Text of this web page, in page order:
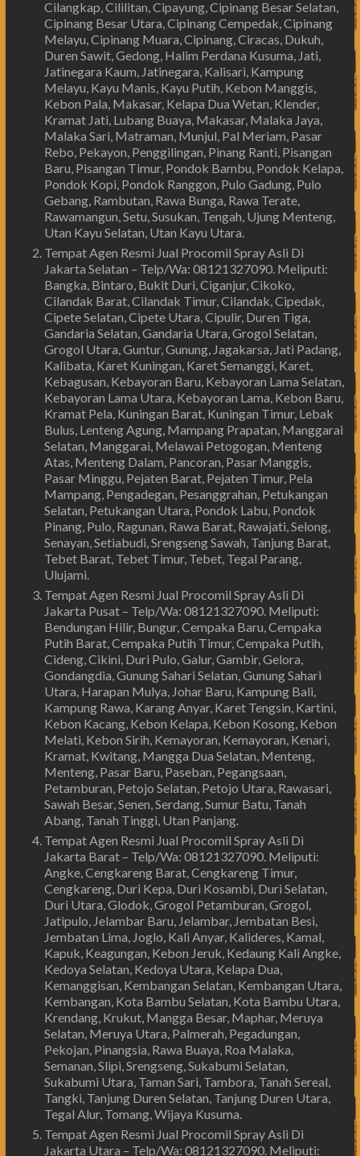
Cilangkap, Cililitan, Cipayung, Cipinang Besar Selatan,
Cipinang Besar Utara, Cipinang Cempedak, Cipinang
Melayu, Cipinang Muara, Cipinang, Ciracas, Dukuh,
Duren Sawit, Gedong, Halim Perdana Kusuma, Jati,
Jatinegara Kaum, Jatinegara, Kalisari, Kampung
Melayu, Kayu Manis, Kayu Putih, Kebon Manggis,
Kebon Pala, Makasar, Kelapa Dua Wetan, Klender,
Kramat Jati, Lubang Buaya, Makasar, Malaka Jaya,
Malaka Sari, Matraman, Munjul, Pal Meriam, Pasar
Rebo, Pekayon, Penggilingan, Pinang Ranti, Pisangan
Baru, Pisangan Timur, Pondok Bambu, Pondok Kelapa,
Pondok Kopi, Pondok Ranggon, Pulo Gadung, Pulo
Gebang, Rambutan, Rawa Bunga, Rawa Terate,
Rawamangun, Setu, Susukan, Tengah, Ujung Menteng,
Utan Kayu Selatan, Utan Kayu Utara.
Tempat Agen Resmi Jual Procomil Spray Asli Di
Jakarta Selatan – Telp/Wa: 08121327090. Meliputi:
Bangka, Bintaro, Bukit Duri, Ciganjur, Cikoko,
Cilandak Barat, Cilandak Timur, Cilandak, Cipedak,
Cipete Selatan, Cipete Utara, Cipulir, Duren Tiga,
Gandaria Selatan, Gandaria Utara, Grogol Selatan,
Grogol Utara, Guntur, Gunung, Jagakarsa, Jati Padang,
Kalibata, Karet Kuningan, Karet Semanggi, Karet,
Kebagusan, Kebayoran Baru, Kebayoran Lama Selatan,
Kebayoran Lama Utara, Kebayoran Lama, Kebon Baru,
Kramat Pela, Kuningan Barat, Kuningan Timur, Lebak
Bulus, Lenteng Agung, Mampang Prapatan, Manggarai
Selatan, Manggarai, Melawai Petogogan, Menteng
Atas, Menteng Dalam, Pancoran, Pasar Manggis,
Pasar Minggu, Pejaten Barat, Pejaten Timur, Pela
Mampang, Pengadegan, Pesanggrahan, Petukangan
Selatan, Petukangan Utara, Pondok Labu, Pondok
Pinang, Pulo, Ragunan, Rawa Barat, Rawajati, Selong,
Senayan, Setiabudi, Srengseng Sawah, Tanjung Barat,
Tebet Barat, Tebet Timur, Tebet, Tegal Parang,
Ulujami.
Tempat Agen Resmi Jual Procomil Spray Asli Di
Jakarta Pusat – Telp/Wa: 08121327090. Meliputi:
Bendungan Hilir, Bungur, Cempaka Baru, Cempaka
Putih Barat, Cempaka Putih Timur, Cempaka Putih,
Cideng, Cikini, Duri Pulo, Galur, Gambir, Gelora,
Gondangdia, Gunung Sahari Selatan, Gunung Sahari
Utara, Harapan Mulya, Johar Baru, Kampung Bali,
Kampung Rawa, Karang Anyar, Karet Tengsin, Kartini,
Kebon Kacang, Kebon Kelapa, Kebon Kosong, Kebon
Melati, Kebon Sirih, Kemayoran, Kemayoran, Kenari,
Kramat, Kwitang, Mangga Dua Selatan, Menteng,
Menteng, Pasar Baru, Paseban, Pegangsaan,
Petamburan, Petojo Selatan, Petojo Utara, Rawasari,
Sawah Besar, Senen, Serdang, Sumur Batu, Tanah
Abang, Tanah Tinggi, Utan Panjang.
Tempat Agen Resmi Jual Procomil Spray Asli Di
Jakarta Barat – Telp/Wa: 08121327090. Meliputi:
Angke, Cengkareng Barat, Cengkareng Timur,
Cengkareng, Duri Kepa, Duri Kosambi, Duri Selatan,
Duri Utara, Glodok, Grogol Petamburan, Grogol,
Jatipulo, Jelambar Baru, Jelambar, Jembatan Besi,
Jembatan Lima, Joglo, Kali Anyar, Kalideres, Kamal,
Kapuk, Keagungan, Kebon Jeruk, Kedaung Kali Angke,
Kedoya Selatan, Kedoya Utara, Kelapa Dua,
Kemanggisan, Kembangan Selatan, Kembangan Utara,
Kembangan, Kota Bambu Selatan, Kota Bambu Utara,
Krendang, Krukut, Mangga Besar, Maphar, Meruya
Selatan, Meruya Utara, Palmerah, Pegadungan,
Pekojan, Pinangsia, Rawa Buaya, Roa Malaka,
Semanan, Slipi, Srengseng, Sukabumi Selatan,
Sukabumi Utara, Taman Sari, Tambora, Tanah Sereal,
Tangki, Tanjung Duren Selatan, Tanjung Duren Utara,
Tegal Alur, Tomang, Wijaya Kusuma.
Tempat Agen Resmi Jual Procomil Spray Asli Di
Jakarta Utara – Telp/Wa: 08121327090. Meliputi: